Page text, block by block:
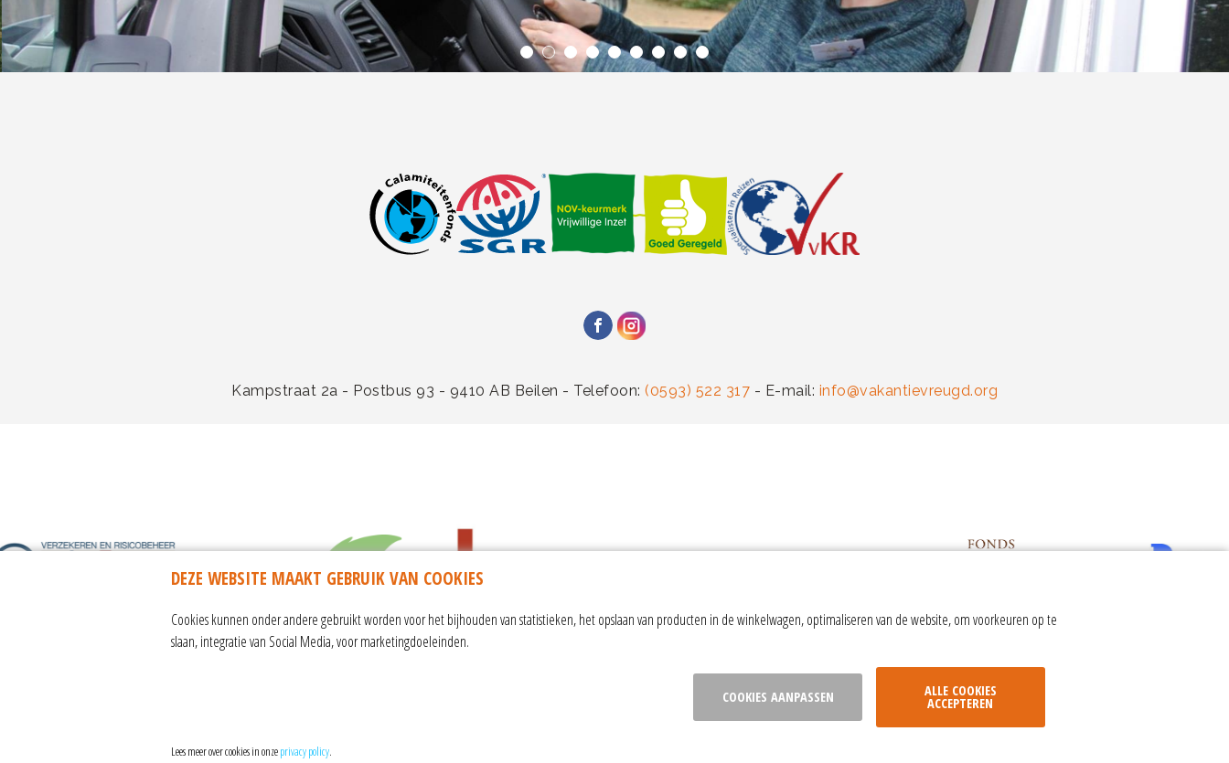
Kampstraat 2a - Postbus 93 - 9410 AB Beilen - Telefoon: (0593) 522 317 - E-mail: info@vakantievreugd.org
|contact| cookie instellingen Website door Webba
DEZE WEBSITE MAAKT GEBRUIK VAN COOKIES
Cookies kunnen onder andere gebruikt worden voor het bijhouden van statistieken, het opslaan van producten in de winkelwagen, optimaliseren van de website, om voorkeuren op te
slaan, integratie van Social Media, voor marketingdoeleinden.
COOKIES AANPASSEN ALLE COOKIES
ACCEPTEREN
Lees meer over cookies in onzeprivacy policy.